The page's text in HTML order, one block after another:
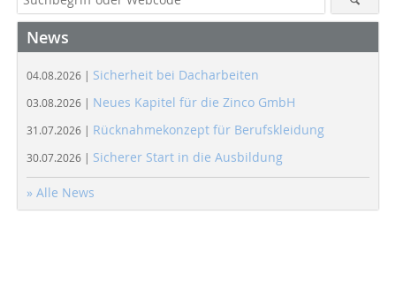
News
04.08.2026 | Sicherheit bei Dacharbeiten
03.08.2026 | Neues Kapitel für die Zinco GmbH
31.07.2026 | Rücknahmekonzept für Berufskleidung
30.07.2026 | Sicherer Start in die Ausbildung
» Alle News